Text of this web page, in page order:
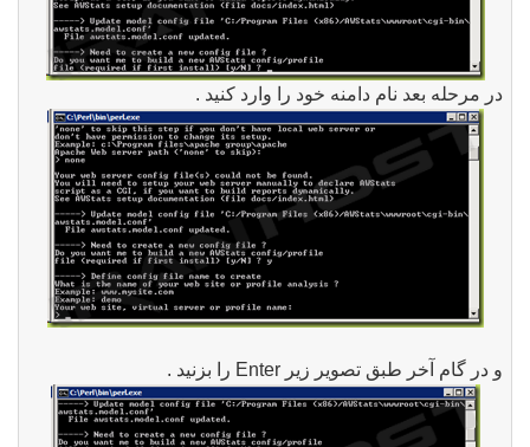
در مرحله بعد نام دامنه خود را وارد کنید .
و در گام آخر طبق تصویر زیر Enter را بزنید .